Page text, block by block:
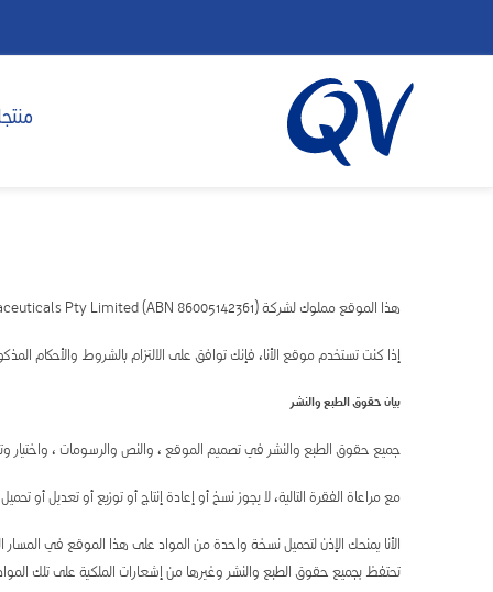
هذا الموقع مملوك لشركة Ego Pharmaceuticals Pty Limited (ABN 86005142361) أستراليا (Ego)
إذا كنت تستخدم موقع الأنا، فإنك توافق على الالتزام بالشروط والأحكام
بيان حقوق الطبع والنشر
جميع حقوق الطبع والنشر في تصميم الموقع ، والنص والرسومات ، واختيار
مع مراعاة الفقرة التالية، لا يجوز نسخ أو إعادة إنتاج أو توزيع أو تعديل
الأنا يمنحك الإذن لتحميل نسخة واحدة من المواد على هذا الموقع في
تحتفظ بجميع حقوق الطبع والنشر وغيرها من إشعارات الملكية على تلك